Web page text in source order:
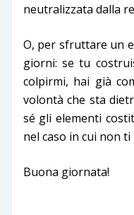
neutralizzata dalla
O, per sfruttare un
giorni: se tu
colpirmi, hai già
volontà che sta
sé gli elementi
nel caso in cui non
Buona giornata!